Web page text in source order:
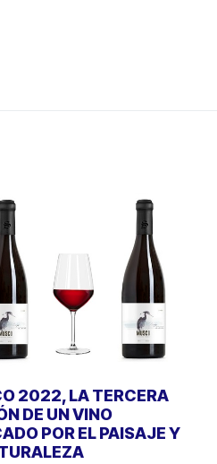
2022, LA TERCERA
DE UN VINO
POR EL PAISAJE Y